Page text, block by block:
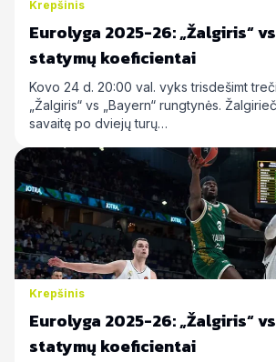
Krepšinis
Eurolyga 2025-26: „Žalgiris“
statymų koeficientai
Kovo 24 d. 20:00 val. vyks trisdešimt
„Žalgiris“ vs „Bayern“ rungtynės.
savaitę po dviejų turų…
Krepšinis
Eurolyga 2025-26: „Žalgiris“
statymų koeficientai